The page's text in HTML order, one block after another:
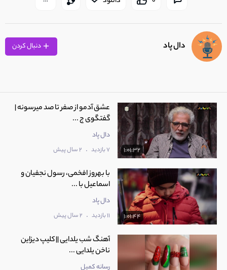
دال پاد
1:01:32
عشق آدمو از صفر تا صد میرسونه |
گفتگوی ج ...
دال پاد
7 بازدید . 2 سال پیش
1:01:44
با بهروز افخمی، رسول نجفیان و
اسماعیل با ...
دال پاد
11 بازدید . 2 سال پیش
آهنگ شب یلدایی || کلیپ دیزاین
ناخن یلدایی ...
رسانه کمیل